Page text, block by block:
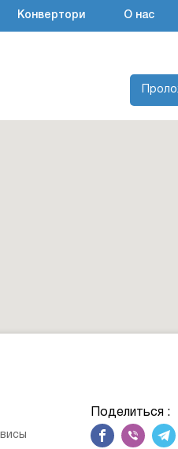
Конвертори О нас
Поделиться :